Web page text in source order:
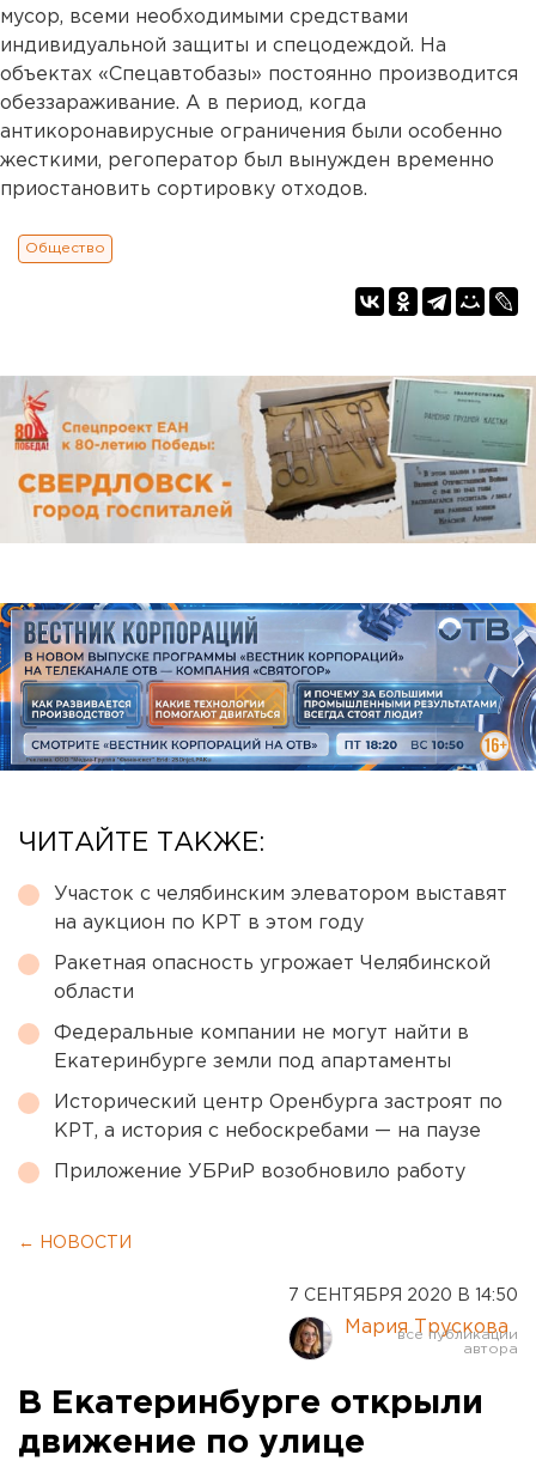
мусор, всеми необходимыми средствами
индивидуальной защиты и спецодеждой. На
объектах «Спецавтобазы» постоянно производится
обеззараживание. А в период, когда
антикоронавирусные ограничения были особенно
жесткими, регоператор был вынужден временно
приостановить сортировку отходов.
Общество
ЧИТАЙТЕ ТАКЖЕ:
Участок с челябинским элеватором выставят
на аукцион по КРТ в этом году
Ракетная опасность угрожает Челябинской
области
Федеральные компании не могут найти в
Екатеринбурге земли под апартаменты
Исторический центр Оренбурга застроят по
КРТ, а история с небоскребами — на паузе
Приложение УБРиР возобновило работу
← НОВОСТИ
7 СЕНТЯБРЯ 2020 В 14:50
Мария Трускова
В Екатеринбурге открыли
движение по улице